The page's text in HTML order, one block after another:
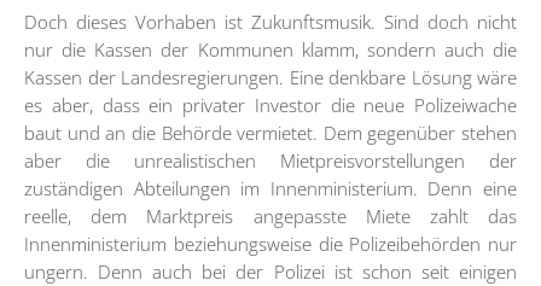
Doch dieses Vorhaben ist Zukunftsmusik. Sind doch nicht
nur die Kassen der Kommunen klamm, sondern auch die
Kassen der Landesregierungen. Eine denkbare Lösung wäre
es aber, dass ein privater Investor die neue Polizeiwache
baut und an die Behörde vermietet. Dem gegenüber stehen
aber die unrealistischen Mietpreisvorstellungen der
zuständigen Abteilungen im Innenministerium. Denn eine
reelle, dem Marktpreis angepasste Miete zahlt das
Innenministerium beziehungsweise die Polizeibehörden nur
ungern. Denn auch bei der Polizei ist schon seit einigen